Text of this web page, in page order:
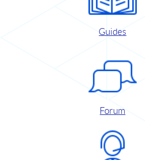
Guides
Forum